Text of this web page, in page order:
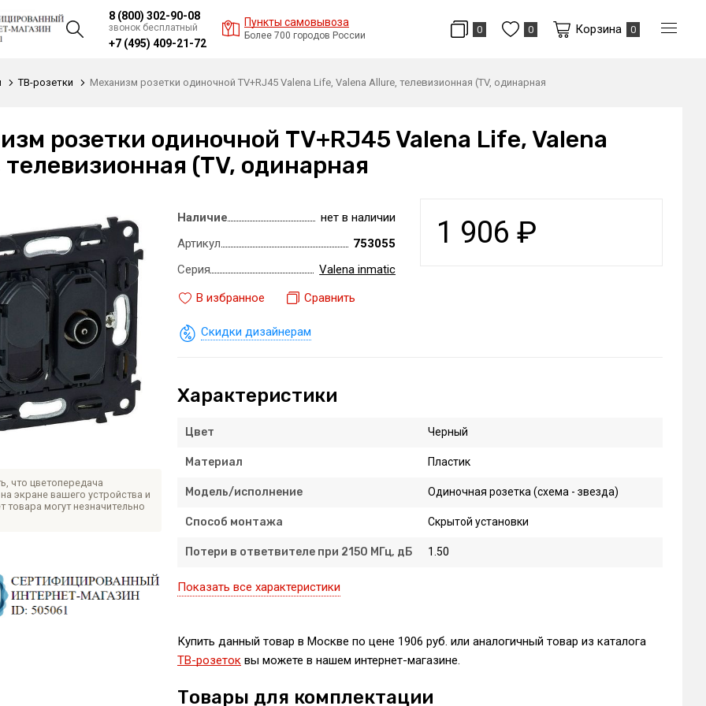
8 (800) 302-90-08
звонок бесплатный
+7 (495) 409-21-72
Пункты самовывоза
Более 700 городов России
0 0 Корзина 0
ТВ-розетки Механизм розетки одиночной TV+RJ45 Valena Life, Valena Allure, телевизионная (TV, одинарная
розетки одиночной TV+RJ45 Valena Life, Valena
(TV, одинарная
что цветопередача
экране вашего устройства и
товара могут незначительно
1 906 ₽
Наличие
нет в наличии
Артикул
753055
Серия
Valena inmatic
В избранное
Сравнить
Скидки дизайнерам
Характеристики
Цвет Черный
Материал Пластик
Модель/исполнение Одиночная розетка (схема - звезда)
Способ монтажа Скрытой установки
Потери в ответвителе при 2150 МГц, дБ 1.50
Показать все характеристики
Купить данный товар в Москве по цене 1906 руб. или аналогичный товар из каталога
ТВ-розеток вы можете в нашем интернет-магазине.
Товары для комплектации